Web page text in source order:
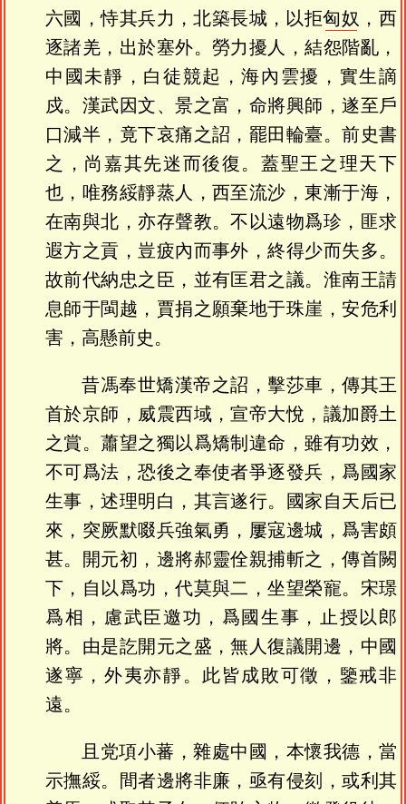
六國，恃其兵力，北築長城，以拒匈奴 ，西
逐諸羌，出於塞外。勞力擾人，結怨階亂，
中國未靜，白徒競起，海內雲擾，實生謫
戍。漢武因文、景之富，命將興師，遂至戶
口減半，竟下哀痛之詔，罷田輪臺。前史書
之，尚嘉其先迷而後復。蓋聖王之理天下
也，唯務綏靜蒸人，西至流沙，東漸于海，
在南與北，亦存聲教。不以遠物爲珍，匪求
遐方之貢，豈疲內而事外，終得少而失多。
故前代納忠之臣，並有匡君之議。淮南王請
息師于閩越，賈捐之願棄地于珠崖，安危利
害，高懸前史。
昔馮奉世矯漢帝之詔，擊莎車，傳其王
首於京師，威震西域，宣帝大悅，議加爵土
之賞。蕭望之獨以爲矯制違命，雖有功效，
不可爲法，恐後之奉使者爭逐發兵，爲國家
生事，述理明白，其言遂行。國家自天后已
來，突厥默啜兵強氣勇，屢寇邊城，爲害頗
甚。開元初，邊將郝靈佺親捕斬之，傳首闕
下，自以爲功，代莫與二，坐望榮寵。宋璟
爲相，慮武臣邀功，爲國生事，止授以郎
將。由是訖開元之盛，無人復議開邊，中國
遂寧，外夷亦靜。此皆成敗可徵，鑒戒非
遠。
且党項小蕃，雜處中國，本懷我德，當
示撫綏。間者邊將非廉，亟有侵刻，或利其